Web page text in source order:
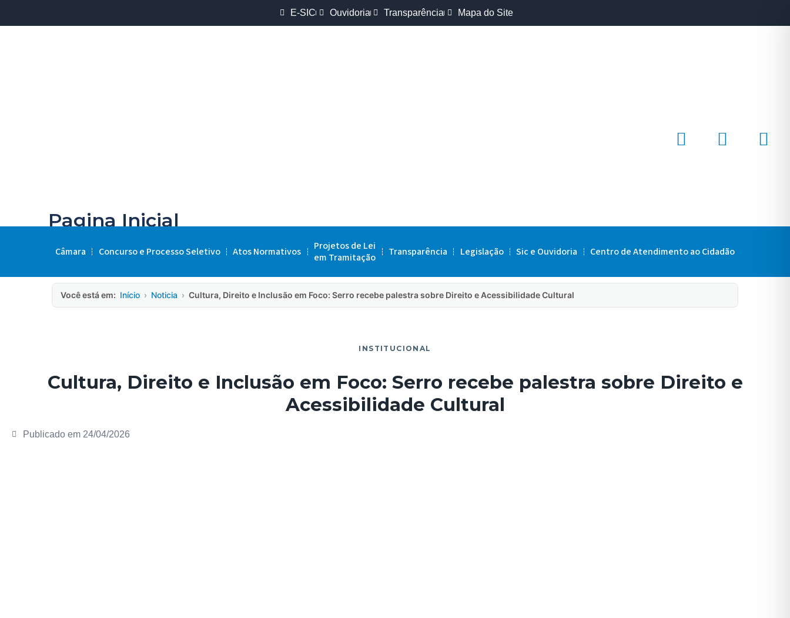
E-SIC Ouvidoria Transparência Mapa do Site
Pagina Inicial
Câmara Concurso e Processo Seletivo Atos Normativos
Projetos de Lei
em Tramitação
Transparência Legislação Sic e Ouvidoria Centro de Atendimento ao Cidadão
Você está em: Início › Noticia › Cultura, Direito e Inclusão em Foco: Serro recebe palestra sobre Direito e Acessibilidade Cultural
INSTITUCIONAL
Cultura, Direito e Inclusão em Foco: Serro recebe palestra sobre Direito e
Acessibilidade Cultural
Publicado em 24/04/2026